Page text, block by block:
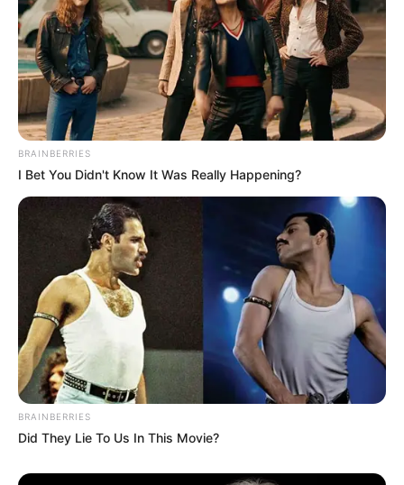
4. Untuk yang hobi berkebun bisa dimodifikasi
menjadi pot. Masukkan tanah dan beri tanaman
pada bagian atas
BRAINBERRIES
I Bet You Didn't Know It Was Really Happening?
BRAINBERRIES
Did They Lie To Us In This Movie?